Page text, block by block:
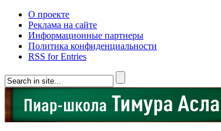
О проекте
Реклама на сайте
Информационные партнеры
Политика конфиденциальности
RSS for Entries